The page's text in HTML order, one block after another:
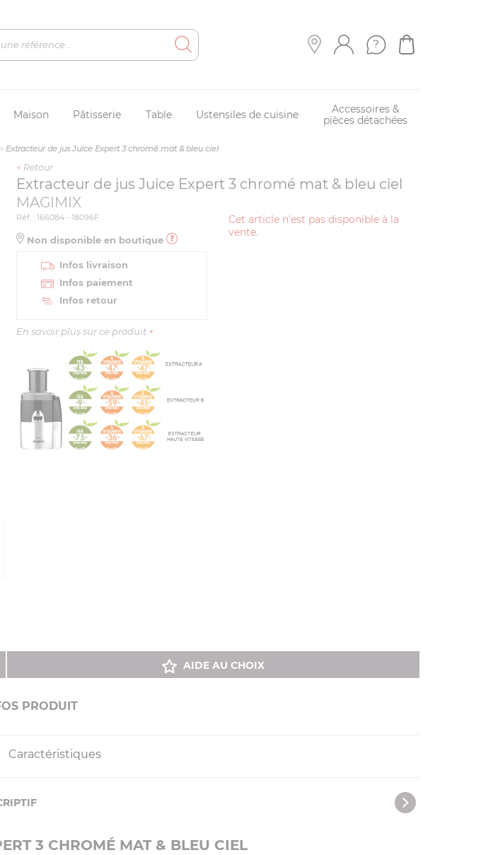
Maison Pâtisserie Table Ustensiles de cuisine
Accessoires &
pièces détachées
Extracteur de jus Juice Expert 3 chromé mat & bleu ciel
< Retour
Extracteur de jus Juice Expert 3 chromé mat & bleu ciel
MAGIMIX
Cet article n'est pas disponible à la
vente.
Réf. : 166084 - 18096F
Non disponible en boutique
Infos livraison
Infos paiement
Infos retour
En savoir plus sur ce produit +
AIDE AU CHOIX
PRODUIT
Caractéristiques
3 CHROMÉ MAT & BLEU CIEL